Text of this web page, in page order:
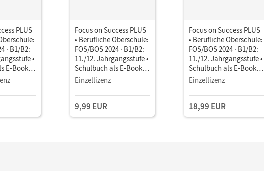
PLUS
· B1/B2:
•
E-Book
Focus on Success PLUS
• Berufliche Oberschule:
FOS/BOS 2024 · B1/B2:
11./12. Jahrgangsstufe •
Schulbuch als E-Book (1
Jahr) Mit Medien
Einzellizenz
9,99 EUR
Focus on Success PLUS
• Berufliche Oberschule:
FOS/BOS 2024 · B1/B2:
11./12. Jahrgangsstufe •
Schulbuch als E-Book (2
Jahre) Mit Medien
Einzellizenz
18,99 EUR